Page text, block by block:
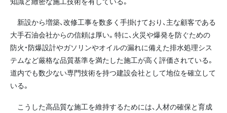
新設から増築、改修工事を数多く手掛けており、主な顧客である
大手石油会社からの信頼は厚い。特に、火災や爆発を防ぐための
防火・防爆設計やガソリンやオイルの漏れに備えた排水処理シス
テムなど厳格な品質基準を満たした施工が高く評価されている。
道内でも数少ない専門技術を持つ建設会社として地位を確立して
いる。
こうした高品質な施工を維持するためには、人材の確保と育成